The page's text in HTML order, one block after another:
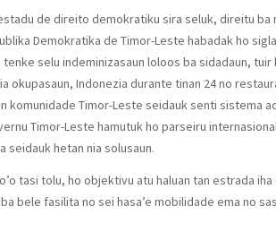
de direito demokratiku sira seluk, direitu
Demokratika de Timor-Leste habadak ho
selu indeminizasaun loloos ba sidadaun, tuir
Indonezia durante tinan 24 no
Timor-Leste seidauk senti sistema
Timor-Leste hamutuk ho parseiru
hetan nia solusaun.
tasi tolu, ho objektivu atu haluan tan estrada
fasilita no sei hasa’e mobilidade ema no